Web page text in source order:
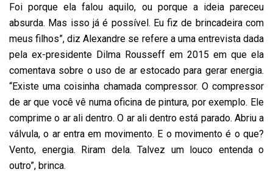
Foi porque ela falou aquilo, ou porque a ideia pareceu
absurda. Mas isso já é possível. Eu fiz de brincadeira com
meus filhos”, diz Alexandre se refere a uma entrevista dada
pela ex-presidente Dilma Rousseff em 2015 em que ela
comentava sobre o uso de ar estocado para gerar energia.
“Existe uma coisinha chamada compressor. O compressor
de ar que você vê numa oficina de pintura, por exemplo. Ele
comprime o ar ali dentro. O ar ali dentro está parado. Abriu a
válvula, o ar entra em movimento. E o movimento é o que?
Vento, energia. Riram dela. Talvez um louco entenda o
outro”, brinca.